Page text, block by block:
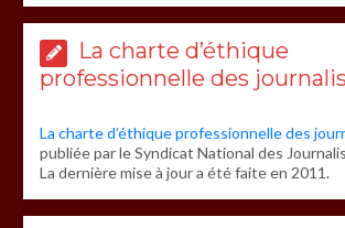
La charte d’éthique
professionnelle des
La charte d’éthique professionnelle des
publiée par le Syndicat National des
La dernière mise à jour a été faite en 2011.